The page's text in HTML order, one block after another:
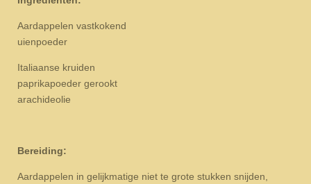
Aardappelen vastkokend
uienpoeder
Italiaanse kruiden
paprikapoeder gerookt
arachideolie
Bereiding:
Aardappelen in gelijkmatige niet te grote stukken snijden,